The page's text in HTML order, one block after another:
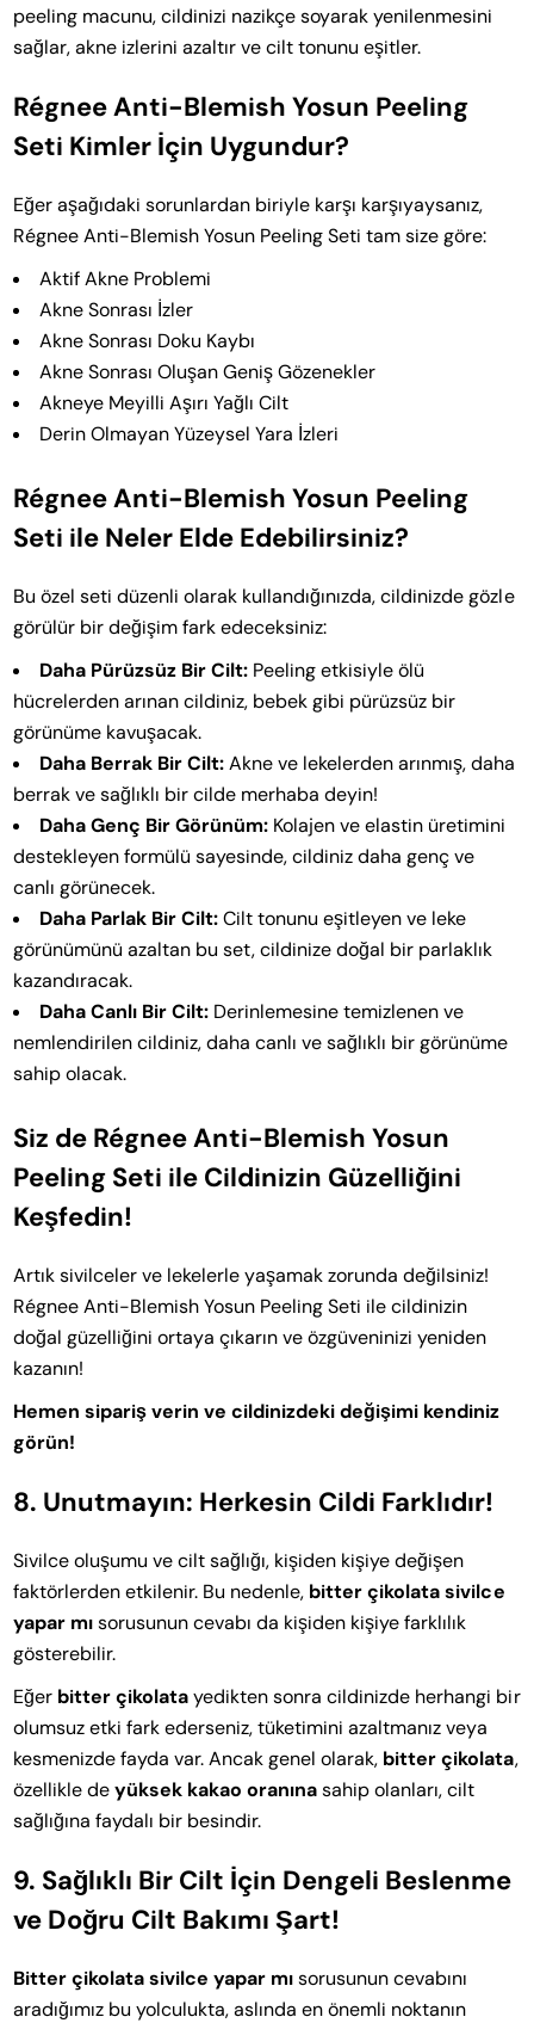
peeling macunu, cildinizi nazikçe soyarak yenilenmesini
sağlar, akne izlerini azaltır ve cilt tonunu eşitler.
Régnee Anti-Blemish Yosun Peeling
Seti Kimler İçin Uygundur?
Eğer aşağıdaki sorunlardan biriyle karşı karşıyaysanız,
Régnee Anti-Blemish Yosun Peeling Seti tam size göre:
Aktif Akne Problemi
Akne Sonrası İzler
Akne Sonrası Doku Kaybı
Akne Sonrası Oluşan Geniş Gözenekler
Akneye Meyilli Aşırı Yağlı Cilt
Derin Olmayan Yüzeysel Yara İzleri
Régnee Anti-Blemish Yosun Peeling
Seti ile Neler Elde Edebilirsiniz?
Bu özel seti düzenli olarak kullandığınızda, cildinizde gözle
görülür bir değişim fark edeceksiniz:
Daha Pürüzsüz Bir Cilt: Peeling etkisiyle ölü
hücrelerden arınan cildiniz, bebek gibi pürüzsüz bir
görünüme kavuşacak.
Daha Berrak Bir Cilt:Akne ve lekelerden arınmış, daha
berrak ve sağlıklı bir cilde merhaba deyin!
Daha Genç Bir Görünüm: Kolajen ve elastin üretimini
destekleyen formülü sayesinde, cildiniz daha genç ve
canlı görünecek.
Daha Parlak Bir Cilt:Cilt tonunu eşitleyen ve leke
görünümünü azaltan bu set, cildinize doğal bir parlaklık
kazandıracak.
Daha Canlı Bir Cilt: Derinlemesine temizlenen ve
nemlendirilen cildiniz, daha canlı ve sağlıklı bir görünüme
sahip olacak.
Siz de Régnee Anti-Blemish Yosun
Peeling Seti ile Cildinizin Güzelliğini
Keşfedin!
Artık sivilceler ve lekelerle yaşamak zorunda değilsiniz!
Régnee Anti-Blemish Yosun Peeling Seti ile cildinizin
doğal güzelliğini ortaya çıkarın ve özgüveninizi yeniden
kazanın!
Hemen sipariş verin ve cildinizdeki değişimi kendiniz
görün!
8. Unutmayın: Herkesin Cildi Farklıdır!
Sivilce oluşumu ve cilt sağlığı, kişiden kişiye değişen
faktörlerden etkilenir. Bu nedenle, bitter çikolata sivilce
yapar mısorusunun cevabı da kişiden kişiye farklılık
gösterebilir.
Eğer bitter çikolatayedikten sonra cildinizde herhangi bir
olumsuz etki fark ederseniz, tüketimini azaltmanız veya
kesmenizde fayda var. Ancak genel olarak, bitter çikolata,
özellikle deyüksek kakao oranınasahip olanları, cilt
sağlığına faydalı bir besindir.
9. Sağlıklı Bir Cilt İçin Dengeli Beslenme
ve Doğru Cilt Bakımı Şart!
Bitter çikolata sivilce yapar mısorusunun cevabını
aradığımız bu yolculukta, aslında en önemli noktanın